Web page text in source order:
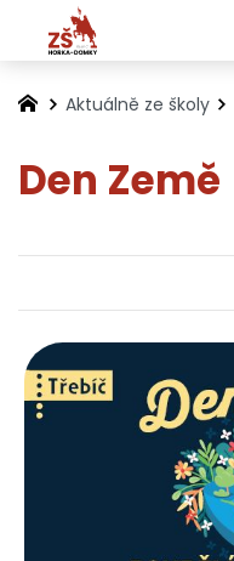
Aktuálně ze školy
Den Země